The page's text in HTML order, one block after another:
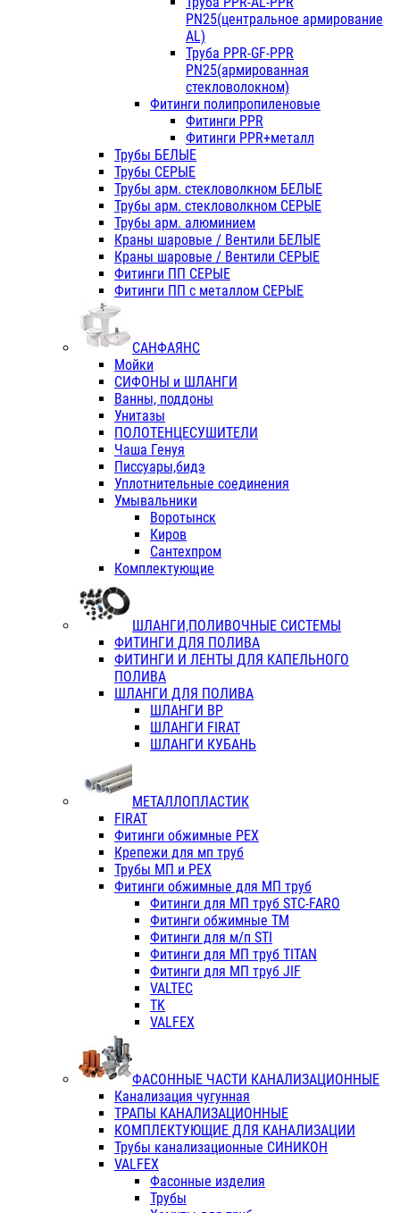
PN25(центральное армирование
AL)
Труба PPR-GF-PPR
PN25(армированная
стекловолокном)
Фитинги полипропиленовые
Фитинги PPR
Фитинги PPR+металл
Трубы БЕЛЫЕ
Трубы СЕРЫЕ
Трубы арм. стекловолкном БЕЛЫЕ
Трубы арм. стекловолкном СЕРЫЕ
Трубы арм. алюминием
Краны шаровые / Вентили БЕЛЫЕ
Краны шаровые / Вентили СЕРЫЕ
Фитинги ПП СЕРЫЕ
Фитинги ПП с металлом СЕРЫЕ
САНФАЯНС
Мойки
СИФОНЫ и ШЛАНГИ
Ванны, поддоны
Унитазы
ПОЛОТЕНЦЕСУШИТЕЛИ
Чаша Генуя
Писсуары,бидэ
Уплотнительные соединения
Умывальники
Воротынск
Киров
Сантехпром
Комплектующие
ШЛАНГИ,ПОЛИВОЧНЫЕ СИСТЕМЫ
ФИТИНГИ ДЛЯ ПОЛИВА
ФИТИНГИ И ЛЕНТЫ ДЛЯ КАПЕЛЬНОГО
ПОЛИВА
ШЛАНГИ ДЛЯ ПОЛИВА
ШЛАНГИ ВР
ШЛАНГИ FIRAT
ШЛАНГИ КУБАНЬ
МЕТАЛЛОПЛАСТИК
FIRAT
Фитинги обжимные PEX
Крепежи для мп труб
Трубы МП и PEX
Фитинги обжимные для МП труб
Фитинги для МП труб STC-FARO
Фитинги обжимные ТМ
Фитинги для м/п STI
Фитинги для МП труб TITAN
Фитинги для МП труб JIF
VALTEC
TK
VALFEX
ФАСОННЫЕ ЧАСТИ КАНАЛИЗАЦИОННЫЕ
Канализация чугунная
ТРАПЫ КАНАЛИЗАЦИОННЫЕ
КОМПЛЕКТУЮЩИЕ ДЛЯ КАНАЛИЗАЦИИ
Трубы канализационные СИНИКОН
VALFEX
Фасонные изделия
Трубы